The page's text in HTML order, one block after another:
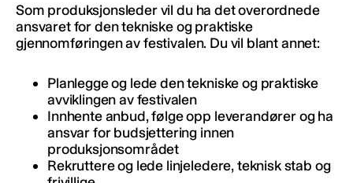
Som produksjonsleder vil du ha det overordnede
ansvaret for den tekniske og praktiske
gjennomføringen av festivalen. Du vil blant annet:
Planlegge og lede den tekniske og praktiske
avviklingen av festivalen
Innhente anbud, følge opp leverandører og ha
ansvar for budsjettering innen
produksjonsområdet
Rekruttere og lede linjeledere, teknisk stab og